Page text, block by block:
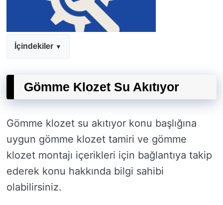
İçindekiler
Gömme Klozet Su Akıtıyor
Gömme klozet su akıtıyor konu başlığına
uygun gömme klozet tamiri ve gömme
klozet montajı içerikleri için bağlantıya takip
ederek konu hakkında bilgi sahibi
olabilirsiniz.